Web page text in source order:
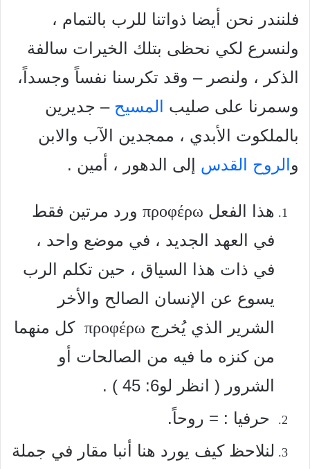
فلنندر نحن أيضا ذواتنا للرب بالتمام ،
ولنسرع لكي نحظى بتلك الخيرات سالفة
الذكر ، ولنصر – وقد تكرسنا نفساً وجسداً،
وسمرنا على صليب
المسيح – جدیرین
بالملكوت الأبدي ، ممجدين الآب والابن
و الروح القدس إلى الدهور ، أمين .
هذا الفعل προφέρω ورد مرتين فقط
في العهد الجديد ، في موضع واحد ،
في ذات هذا السياق ، حين تكلم الرب
يسوع عن الإنسان الصالح والأخر
الشرير الذي يُخرج προφέρω كل منهما
من كنزه ما فيه من الصالحات أو
الشرور ( انظر لو6: 45 ) .
حرفيا : = روحاً.
لنلاحظ كيف يورد هنا أنبا مقار في جملة